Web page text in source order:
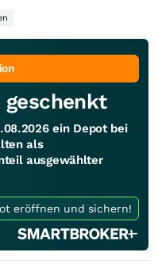
geschenkt
ein Depot bei
als
ausgewählter
eröffnen und sichern!